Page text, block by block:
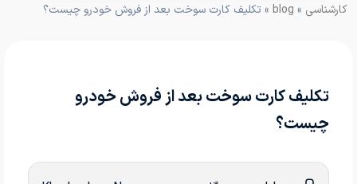
کارشناسی »
blog » تکلیف کارت سوخت بعد از فروش خودرو چیست؟
تکلیف کارت سوخت بعد از فروش خودرو
چیست؟